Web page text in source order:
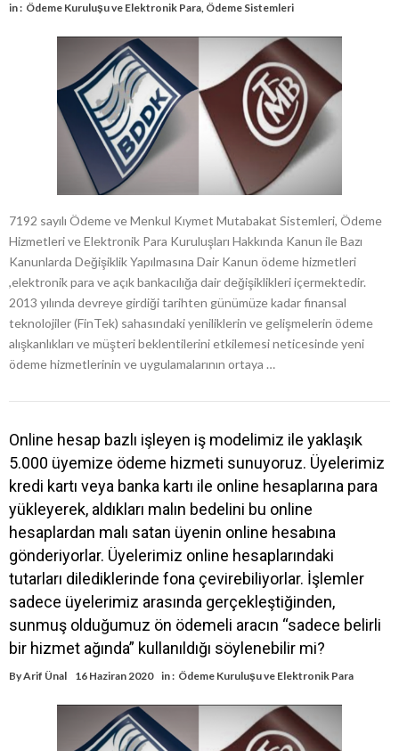
in : Ödeme Kuruluşu ve Elektronik Para, Ödeme Sistemleri
7192 sayılı Ödeme ve Menkul Kıymet Mutabakat Sistemleri, Ödeme
Hizmetleri ve Elektronik Para Kuruluşları Hakkında Kanun ile Bazı
Kanunlarda Değişiklik Yapılmasına Dair Kanun ödeme hizmetleri
,elektronik para ve açık bankacılığa dair değişiklikleri içermektedir.
2013 yılında devreye girdiği tarihten günümüze kadar finansal
teknolojiler (FinTek) sahasındaki yeniliklerin ve gelişmelerin ödeme
alışkanlıkları ve müşteri beklentilerini etkilemesi neticesinde yeni
ödeme hizmetlerinin ve uygulamalarının ortaya …
Online hesap bazlı işleyen iş modelimiz ile yaklaşık
5.000 üyemize ödeme hizmeti sunuyoruz. Üyelerimiz
kredi kartı veya banka kartı ile online hesaplarına para
yükleyerek, aldıkları malın bedelini bu online
hesaplardan malı satan üyenin online hesabına
gönderiyorlar. Üyelerimiz online hesaplarındaki
tutarları dilediklerinde fona çevirebiliyorlar. İşlemler
sadece üyelerimiz arasında gerçekleştiğinden,
sunmuş olduğumuz ön ödemeli aracın “sadece belirli
bir hizmet ağında” kullanıldığı söylenebilir mi?
ByArif Ünal 16 Haziran 2020 in : Ödeme Kuruluşu ve Elektronik Para